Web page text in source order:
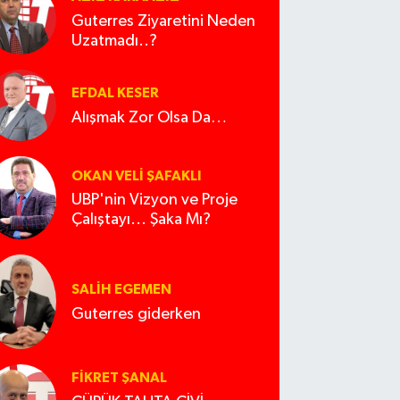
Guterres Ziyaretini Neden
Uzatmadı..?
EFDAL KESER
Alışmak Zor Olsa Da…
OKAN VELI ŞAFAKLI
UBP'nin Vizyon ve Proje
Çalıştayı... Şaka Mı?
SALIH EGEMEN
Guterres giderken
FIKRET ŞANAL